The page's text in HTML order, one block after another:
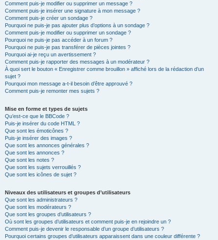
Comment puis-je modifier ou supprimer un message ?
Comment puis-je insérer une signature à mon message ?
Comment puis-je créer un sondage ?
Pourquoi ne puis-je pas ajouter plus d’options à un sondage ?
Comment puis-je modifier ou supprimer un sondage ?
Pourquoi ne puis-je pas accéder à un forum ?
Pourquoi ne puis-je pas transférer de pièces jointes ?
Pourquoi ai-je reçu un avertissement ?
Comment puis-je rapporter des messages à un modérateur ?
À quoi sert le bouton « Enregistrer comme brouillon » affiché lors de la rédaction d’un
sujet ?
Pourquoi mon message a-t-il besoin d’être approuvé ?
Comment puis-je remonter mes sujets ?
Mise en forme et types de sujets
Qu’est-ce que le BBCode ?
Puis-je insérer du code HTML ?
Que sont les émoticônes ?
Puis-je insérer des images ?
Que sont les annonces générales ?
Que sont les annonces ?
Que sont les notes ?
Que sont les sujets verrouillés ?
Que sont les icônes de sujet ?
Niveaux des utilisateurs et groupes d’utilisateurs
Que sont les administrateurs ?
Que sont les modérateurs ?
Que sont les groupes d’utilisateurs ?
Où sont les groupes d’utilisateurs et comment puis-je en rejoindre un ?
Comment puis-je devenir le responsable d’un groupe d’utilisateurs ?
Pourquoi certains groupes d’utilisateurs apparaissent dans une couleur différente ?